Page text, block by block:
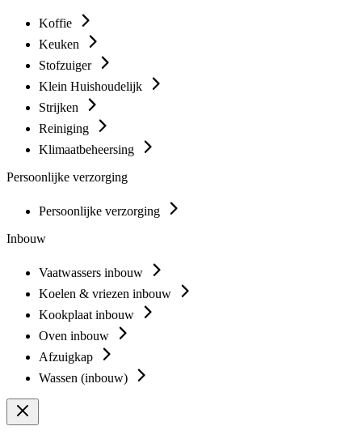
Koffie
Keuken
Stofzuiger
Klein Huishoudelijk
Strijken
Reiniging
Klimaatbeheersing
Persoonlijke verzorging
Persoonlijke verzorging
Inbouw
Vaatwassers inbouw
Koelen & vriezen inbouw
Kookplaat inbouw
Oven inbouw
Afzuigkap
Wassen (inbouw)